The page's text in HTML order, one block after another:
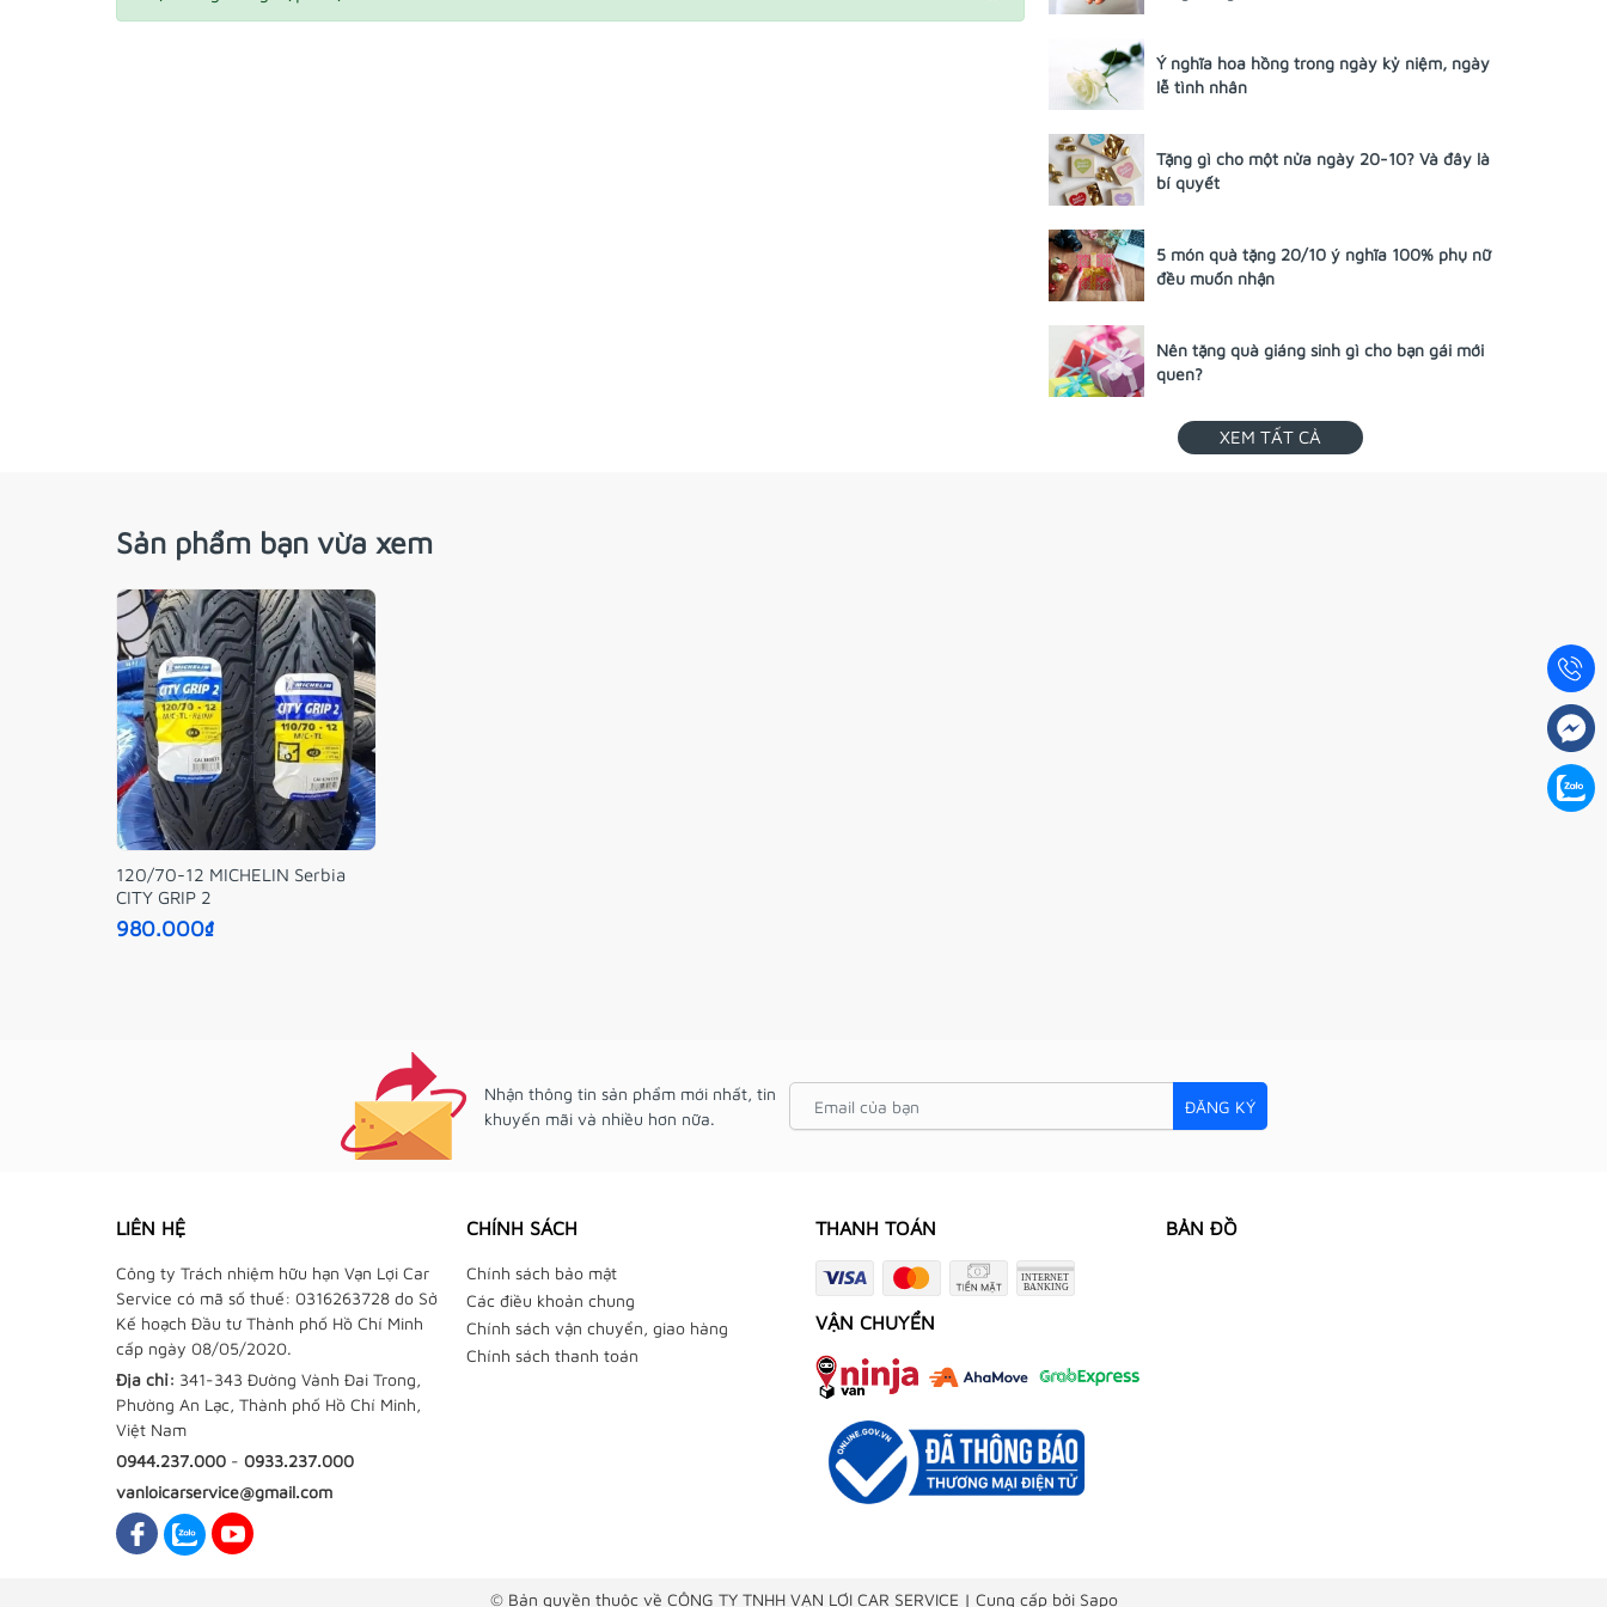
Ý nghĩa hoa hồng trong ngày kỷ niệm, ngày
lễ tình nhân
Tặng gì cho một nửa ngày 20-10? Và đây là
bí quyết
5 món quà tặng 20/10 ý nghĩa 100% phụ nữ
đều muốn nhận
Nên tặng quà giáng sinh gì cho bạn gái mới
quen?
XEM TẤT CẢ
Sản phẩm bạn vừa xem
120/70-12 MICHELIN Serbia
CITY GRIP 2
980.000₫
Nhận thông tin sản phẩm mới nhất, tin
khuyến mãi và nhiều hơn nữa.
ĐĂNG KÝ
LIÊN HỆ
Công ty Trách nhiệm hữu hạn Vạn Lợi Car
Service có mã số thuế: 0316263728 do Sở
Kế hoạch Đầu tư Thành phố Hồ Chí Minh
cấp ngày 08/05/2020.
Địa chỉ: 341-343 Đường Vành Đai Trong,
Phường An Lạc, Thành phố Hồ Chí Minh,
Việt Nam
0944.237.000 - 0933.237.000
vanloicarservice@gmail.com
CHÍNH SÁCH
Chính sách bảo mật
Các điều khoản chung
Chính sách vận chuyển, giao hàng
Chính sách thanh toán
THANH TOÁN
VẬN CHUYỂN
BẢN ĐỒ
© Bản quyền thuộc về CÔNG TY TNHH VẠN LỢI CAR SERVICE | Cung cấp bởi Sapo